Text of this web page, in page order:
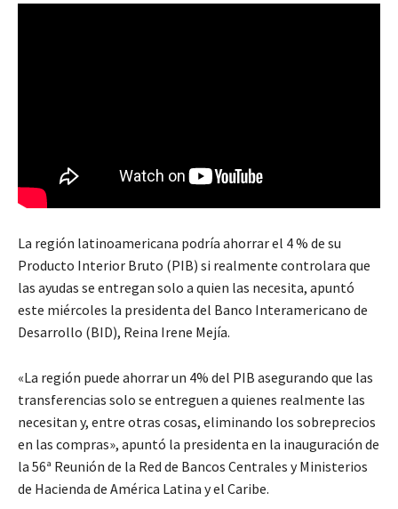
La región latinoamericana podría ahorrar el 4 % de su
Producto Interior Bruto (PIB) si realmente controlara que
las ayudas se entregan solo a quien las necesita, apuntó
este miércoles la presidenta del Banco Interamericano de
Desarrollo (BID), Reina Irene Mejía.
«La región puede ahorrar un 4% del PIB asegurando que las
transferencias solo se entreguen a quienes realmente las
necesitan y, entre otras cosas, eliminando los sobreprecios
en las compras», apuntó la presidenta en la inauguración de
la 56ª Reunión de la Red de Bancos Centrales y Ministerios
de Hacienda de América Latina y el Caribe.